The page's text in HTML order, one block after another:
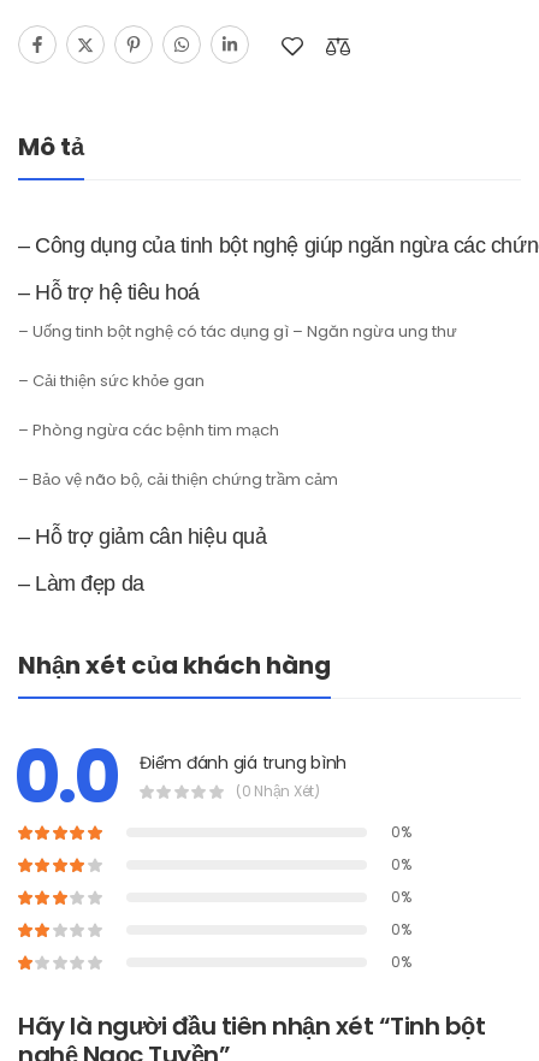
Mô tả
– Công dụng của tinh bột nghệ giúp ngăn ngừa các
– Hỗ trợ hệ tiêu hoá
– Uống tinh bột nghệ có tác dụng gì – Ngăn ngừa ung thư
– Cải thiện sức khỏe gan
– Phòng ngừa các bệnh tim mạch
– Bảo vệ não bộ, cải thiện chứng trầm cảm
– Hỗ trợ giảm cân hiệu quả
– Làm đẹp da
Nhận xét của khách hàng
0.0 Điểm đánh giá trung bình
(0 Nhận Xét)
0%
0%
0%
0%
0%
Hãy là người đầu tiên nhận xét “Tinh bột